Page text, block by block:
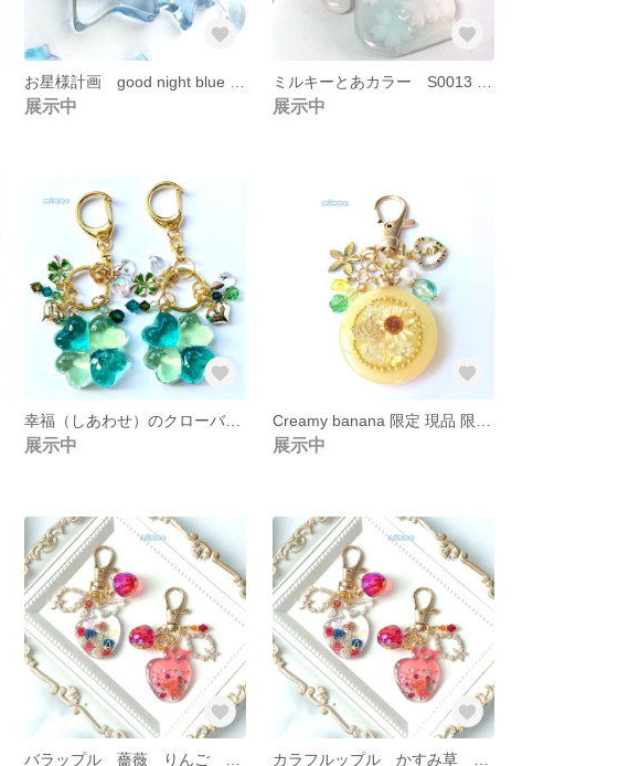
展示中 展示中
幸福（しあわせ）のクローバー キーホルダー レジンA0016
展示中 展示中